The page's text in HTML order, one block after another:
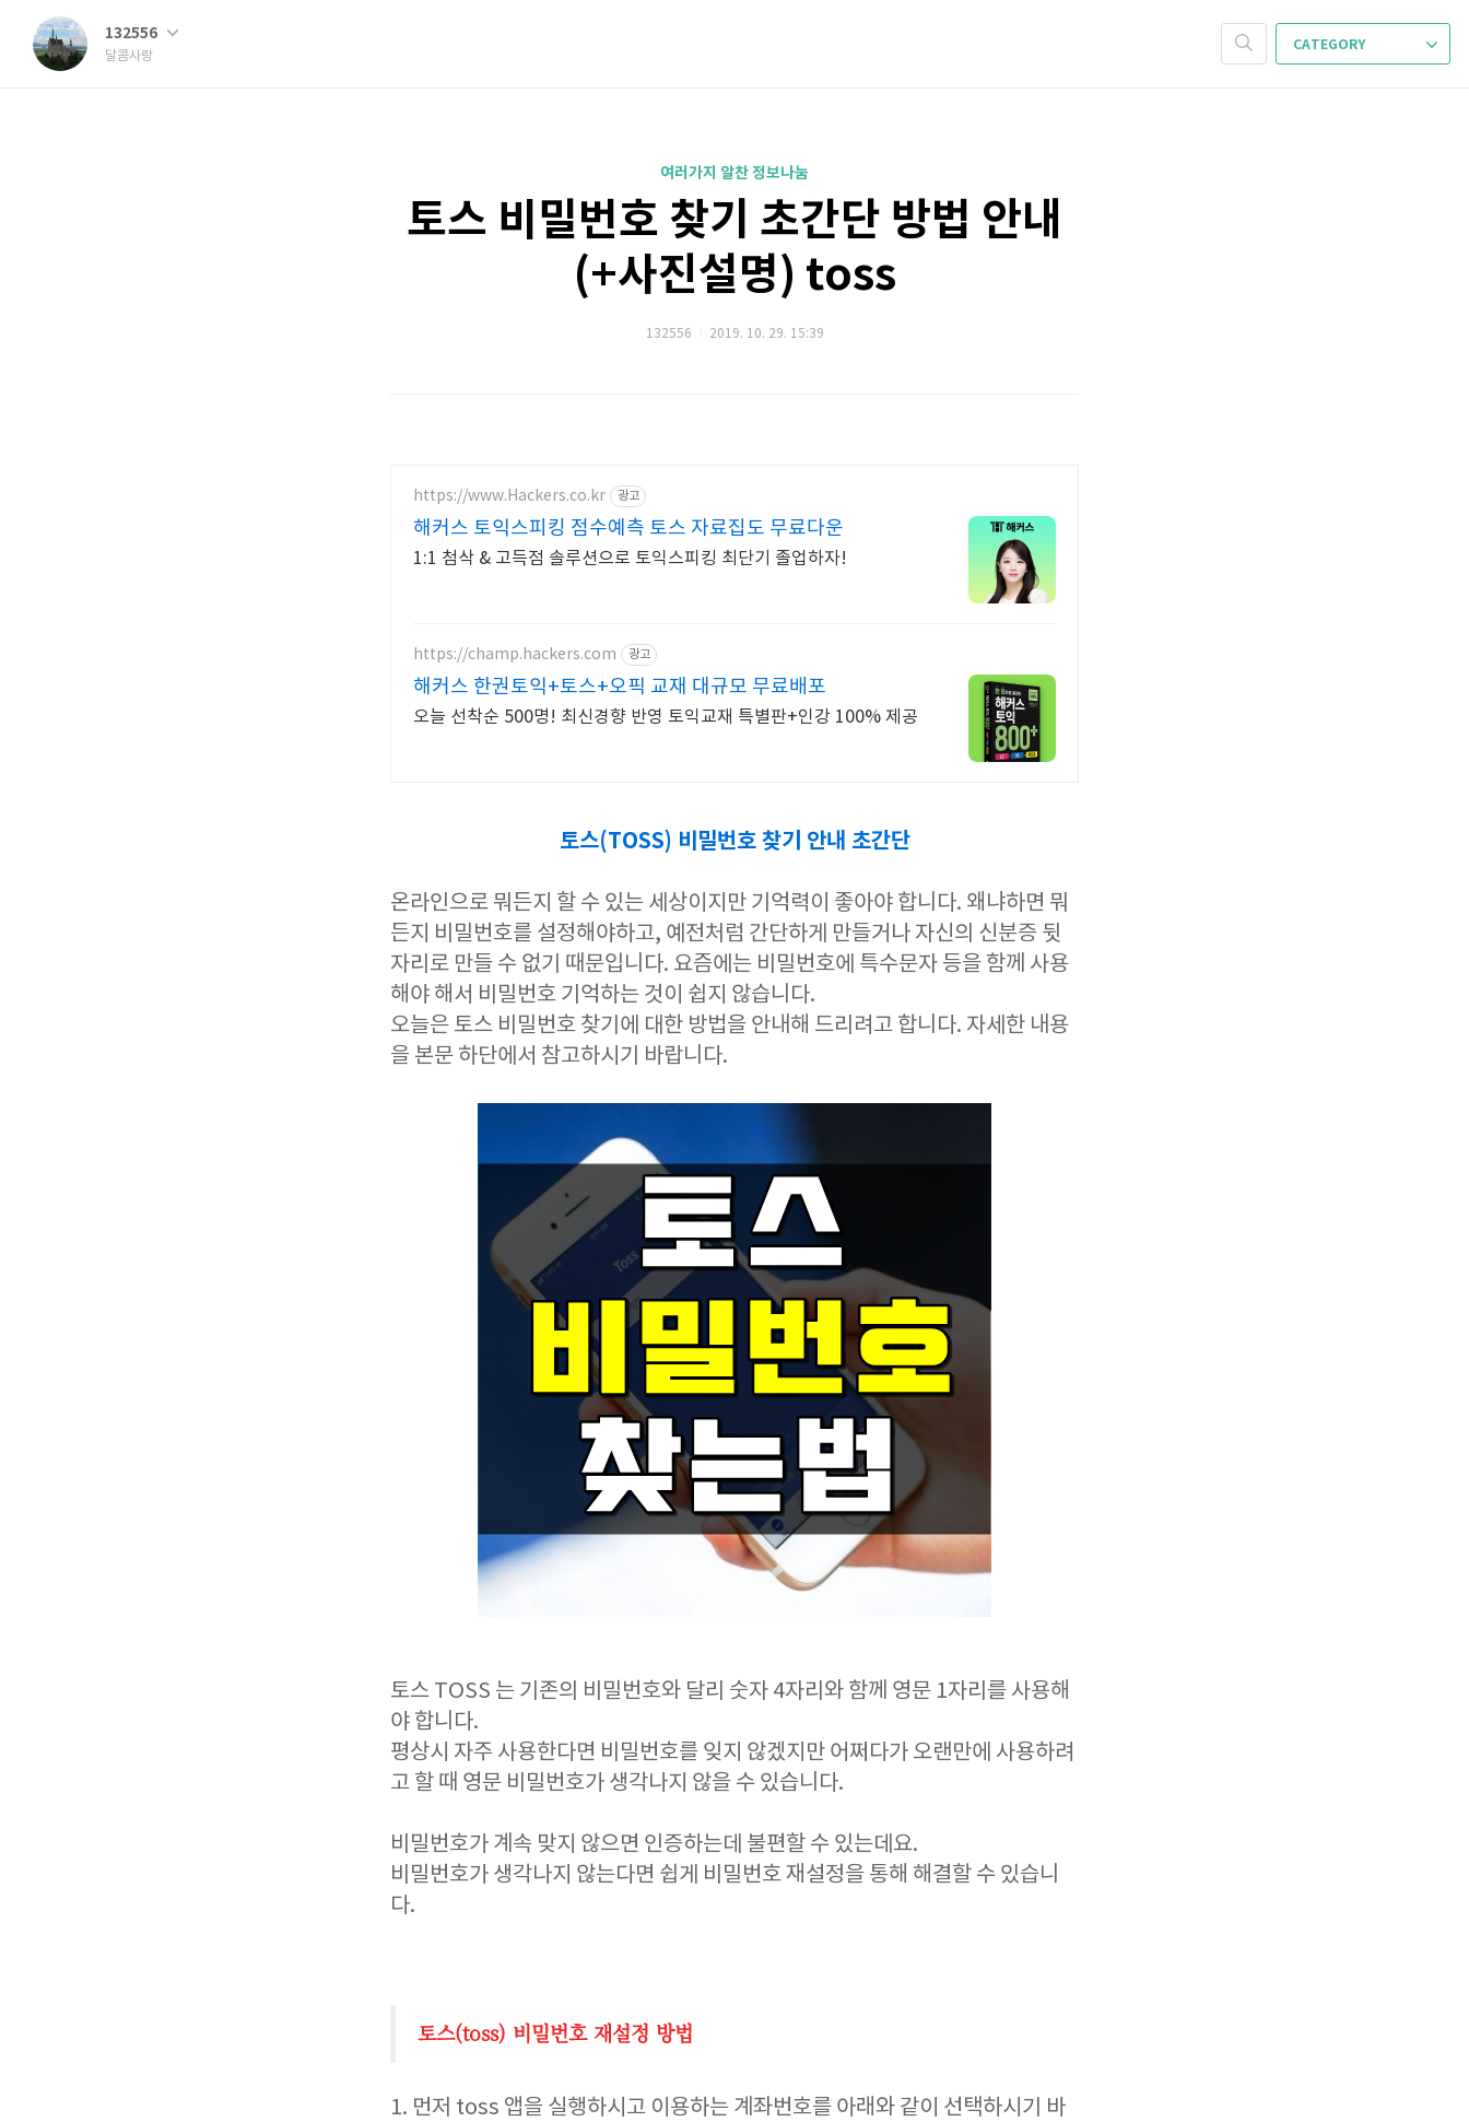
132556
달콤사랑
CATEGORY
여러가지 알찬 정보나눔
토스 비밀번호 찾기 초간단 방법 안내
(+사진설명) toss
132556 2019. 10. 29. 15:39
https://www.Hackers.co.kr 광고
해커스 토익스피킹 점수예측 토스 자료집도 무료다운
1:1 첨삭 & 고득점 솔루션으로 토익스피킹 최단기 졸업하자!
https://champ.hackers.com 광고
해커스 한권토익+토스+오픽 교재 대규모 무료배포
오늘 선착순 500명! 최신경향 반영 토익교재 특별판+인강 100% 제공
토스(TOSS) 비밀번호 찾기 안내 초간단
온라인으로 뭐든지 할 수 있는 세상이지만 기억력이 좋아야 합니다. 왜냐하면 뭐
든지 비밀번호를 설정해야하고, 예전처럼 간단하게 만들거나 자신의 신분증 뒷
자리로 만들 수 없기 때문입니다. 요즘에는 비밀번호에 특수문자 등을 함께 사용
해야 해서 비밀번호 기억하는 것이 쉽지 않습니다.
오늘은 토스 비밀번호 찾기에 대한 방법을 안내해 드리려고 합니다. 자세한 내용
을 본문 하단에서 참고하시기 바랍니다.
토스 TOSS 는 기존의 비밀번호와 달리 숫자 4자리와 함께 영문 1자리를 사용해
야 합니다.
평상시 자주 사용한다면 비밀번호를 잊지 않겠지만 어쩌다가 오랜만에 사용하려
고 할 때 영문 비밀번호가 생각나지 않을 수 있습니다.
비밀번호가 계속 맞지 않으면 인증하는데 불편할 수 있는데요.
비밀번호가 생각나지 않는다면 쉽게 비밀번호 재설정을 통해 해결할 수 있습니
다.
토스(toss) 비밀번호 재설정 방법
1. 먼저 toss 앱을 실행하시고 이용하는 계좌번호를 아래와 같이 선택하시기 바